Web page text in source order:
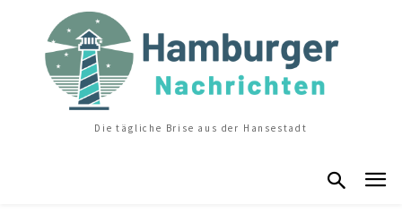
Die tägliche Brise aus der Hansestadt